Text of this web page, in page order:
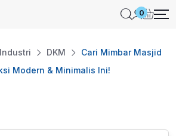
0
Industri DKM
Cari Mimbar Masjid
Modern & Minimalis Ini!